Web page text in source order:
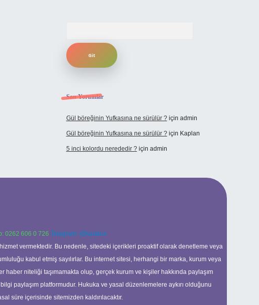
Son Yorumlar
Gül böreğinin Yufkasına ne sürülür ?için admin
Gül böreğinin Yufkasına ne sürülür ?için Kaplan
5 inci kolordu nerededir ?için admin
0262 606 0 726 Telegram: @karabul
vermektedir. Bu nedenle, sitedeki içerikleri proaktif olarak denetleme veya
kabul etmiş sayılırlar. Bu internet sitesi, herhangi bir marka, kurum veya
haber niteliği taşımamakta olup, gerçek kurum ve kişiler hakkında paylaşım
paylaşım platformudur. Hukuka ve yasal düzenlemelere aykırı olduğunu
süre içerisinde sitemizden kaldırılacaktır.